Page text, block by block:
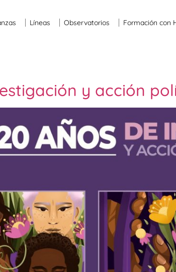
Líneas Observatorios Formación con
y acción